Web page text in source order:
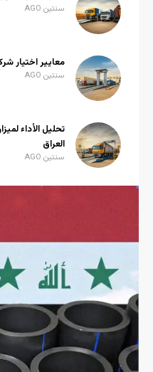
سنتين AGO
معايير اختيار
سنتين AGO
تحليل الأداء
العراق
سنتين AGO